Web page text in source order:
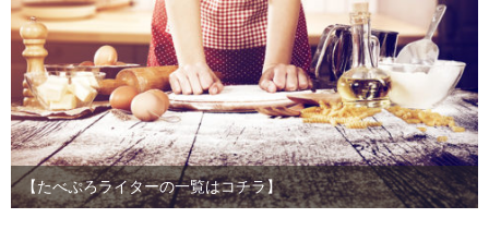
【たべぷろライターの一覧はコチラ】